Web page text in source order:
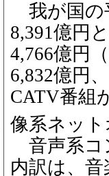
我が国の
8,391億円
4,766億円
6,832億円
CATV番組
像系ネッ
音声系コ
内訳は、